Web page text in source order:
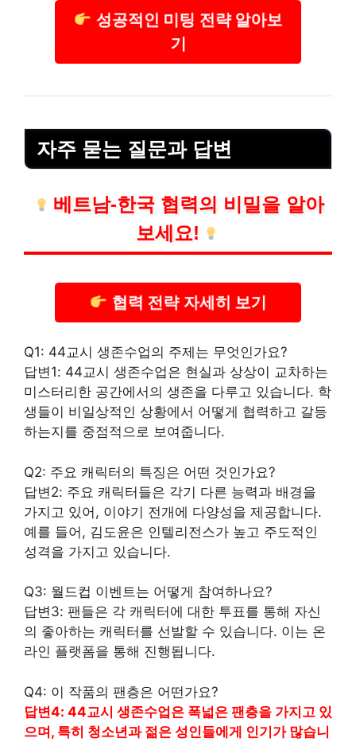
성공적인 미팅 전략 알아보
기
자주 묻는 질문과 답변
베트남-한국 협력의 비밀을 알아
보세요!
협력 전략 자세히 보기
Q1: 44교시 생존수업의 주제는 무엇인가요?
답변1: 44교시 생존수업은 현실과 상상이 교차하는
미스터리한 공간에서의 생존을 다루고 있습니다. 학
생들이 비일상적인 상황에서 어떻게 협력하고 갈등
하는지를 중점적으로 보여줍니다.
Q2: 주요 캐릭터의 특징은 어떤 것인가요?
답변2: 주요 캐릭터들은 각기 다른 능력과 배경을
가지고 있어, 이야기 전개에 다양성을 제공합니다.
예를 들어, 김도윤은 인텔리전스가 높고 주도적인
성격을 가지고 있습니다.
Q3: 월드컵 이벤트는 어떻게 참여하나요?
답변3: 팬들은 각 캐릭터에 대한 투표를 통해 자신
의 좋아하는 캐릭터를 선발할 수 있습니다. 이는 온
라인 플랫폼을 통해 진행됩니다.
Q4: 이 작품의 팬층은 어떤가요?
답변4: 44교시 생존수업은 폭넓은 팬층을 가지고 있
으며, 특히 청소년과 젊은 성인들에게 인기가 많습니